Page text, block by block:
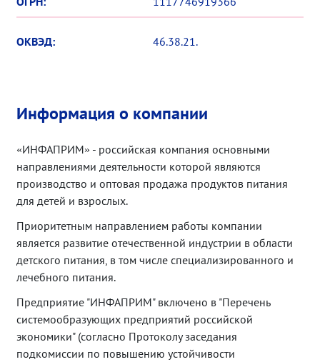
ОКВЭД: 46.38.21.
Информация о компании
«ИНФАПРИМ» - российская компания основными
направлениями деятельности которой являются
производство и оптовая продажа продуктов питания
для детей и взрослых.
Приоритетным направлением работы компании
является развитие отечественной индустрии в области
детского питания, в том числе специализированного и
лечебного питания.
Предприятие "ИНФАПРИМ" включено в "Перечень
системообразующих предприятий российской
экономики" (согласно Протоколу заседания
подкомиссии по повышению устойчивости